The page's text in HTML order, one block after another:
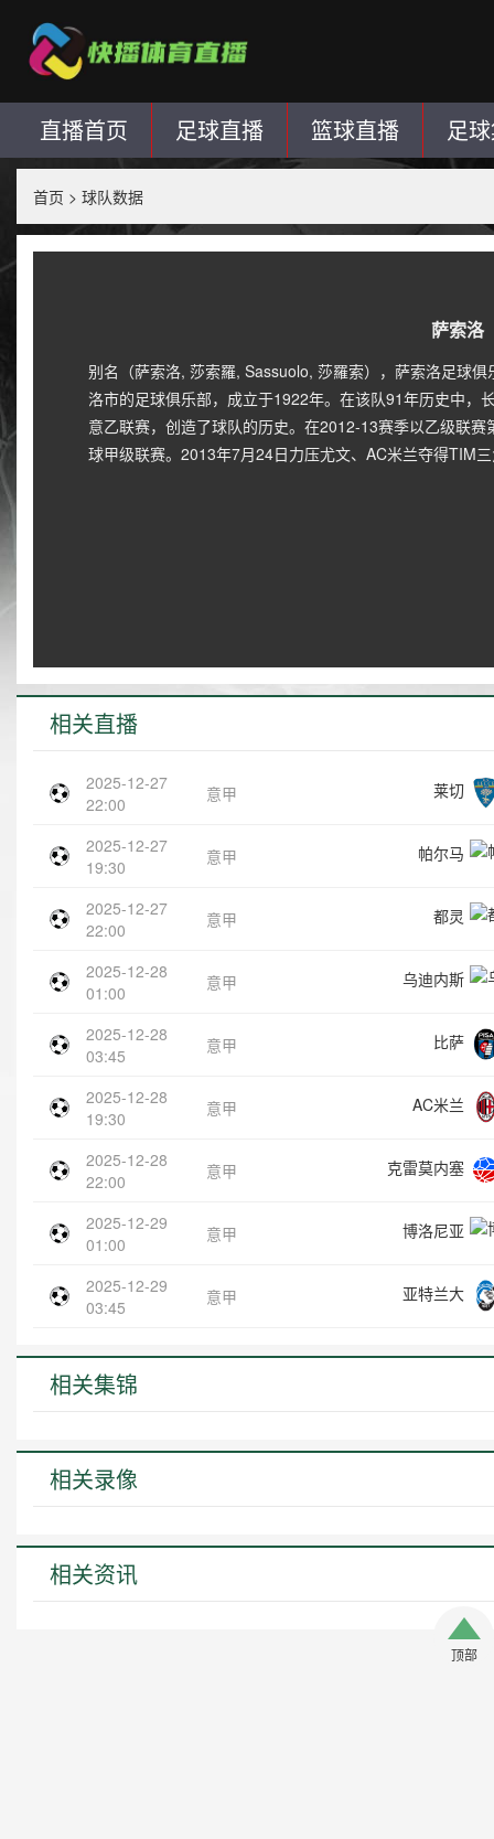
直播首页 足球直播 篮球直播 足
首页 > 球队数据
萨索洛
别名（萨索洛, 莎索羅, Sassuolo, 莎羅索），萨索洛足球
洛市的足球俱乐部，成立于1922年。在该队91年历史中，
意乙联赛，创造了球队的历史。在2012-13赛季以乙级联
球甲级联赛。2013年7月24日力压尤文、AC米兰夺得TIM
相关直播
2025-12-27
22:00
意甲 莱切
2025-12-27
19:30
意甲 帕尔马
2025-12-27
22:00
意甲 都灵
2025-12-28
01:00
意甲 乌迪内斯
2025-12-28
03:45
意甲 比萨
2025-12-28
19:30
意甲 AC米兰
2025-12-28
22:00
意甲 克雷莫内塞
2025-12-29
01:00
意甲 博洛尼亚
2025-12-29
03:45
意甲 亚特兰大
相关集锦
相关录像
相关资讯
顶部